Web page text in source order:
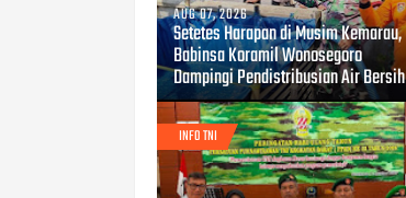
AUG 07, 2026
Setetes Harapan di Musim Kemarau,
Babinsa Koramil Wonosegoro
Dampingi Pendistribusian Air Bersih
INFO TNI